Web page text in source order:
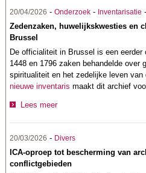
20/04/2026 -Onderzoek - Inventarisatie -
Zedenzaken, huwelijkskwesties en
Brussel
De officialiteit in Brussel is een
1448 en 1796 zaken behandelde over
spiritualiteit en het zedelijke leven van
nieuwe inventaris maakt dit archief
Lees meer
20/03/2026 - Divers
ICA-oproep tot bescherming van
conflictgebieden